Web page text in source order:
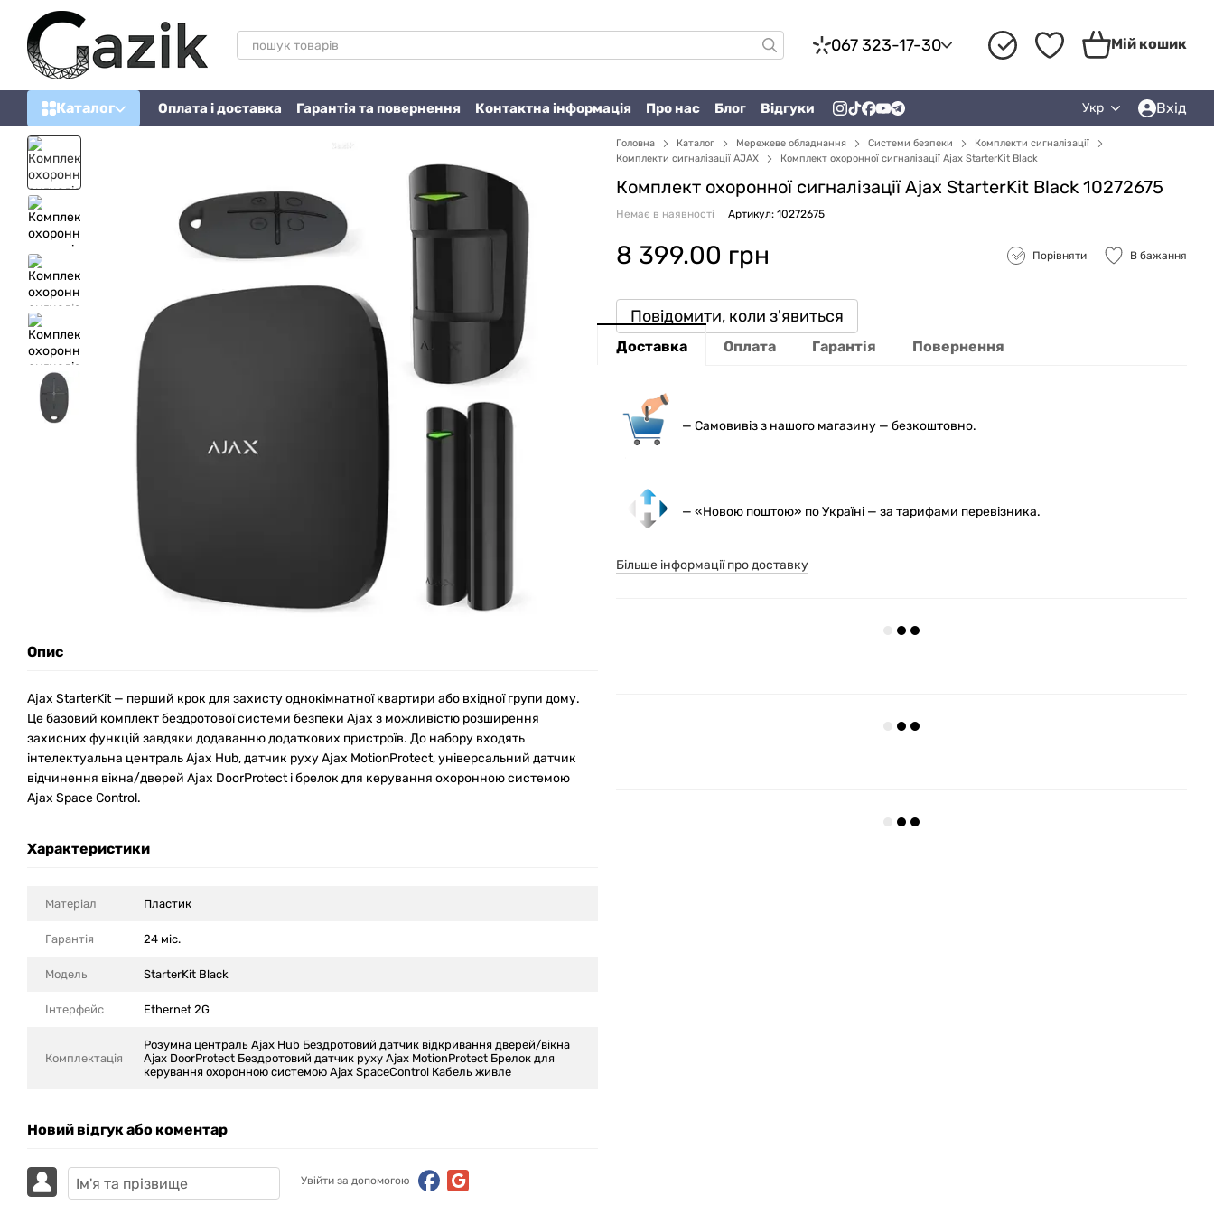
Перейти до основного контенту
067 323-17-30 Мій кошик
Каталог Оплата і доставка Гарантія та повернення Контактна інформація Про нас Блог Відгуки Укр Вхід
Опис
Ajax StarterKit — перший крок для захисту однокімнатної квартири або вхідної групи дому.
Це базовий комплект бездротової системи безпеки Ajax з можливістю розширення
захисних функцій завдяки додаванню додаткових пристроїв. До набору входять
інтелектуальна централь Ajax Hub, датчик руху Ajax MotionProtect, універсальний датчик
відчинення вікна/дверей Ajax DoorProtect і брелок для керування охоронною системою
Ajax Space Control.
Характеристики
Матеріал Пластик
Гарантія 24 міс.
Модель StarterKit Black
Інтерфейс Ethernet 2G
Комплектація
Розумна централь Ajax Hub Бездротовий датчик відкривання дверей/вікна
Ajax DoorProtect Бездротовий датчик руху Ajax MotionProtect Брелок для
керування охоронною системою Ajax SpaceControl Кабель живле
Новий відгук або коментар
Увійти за допомогою
Головна Каталог Мережеве обладнання Системи безпеки
Комплекти сигналізації
Комплекти сигналізації AJAX
Комплект охоронної сигналізації Ajax StarterKit Black
Комплект охоронної сигналізації Ajax StarterKit Black 10272675
Немає в наявності Артикул: 10272675
8 399.00 грн Порівняти В бажання
Повідомити, коли з'явиться
Доставка Оплата Гарантія Повернення
— Самовивіз з нашого магазину — безкоштовно.
— «Новою поштою» по Україні — за тарифами перевізника.
Більше інформації про доставку